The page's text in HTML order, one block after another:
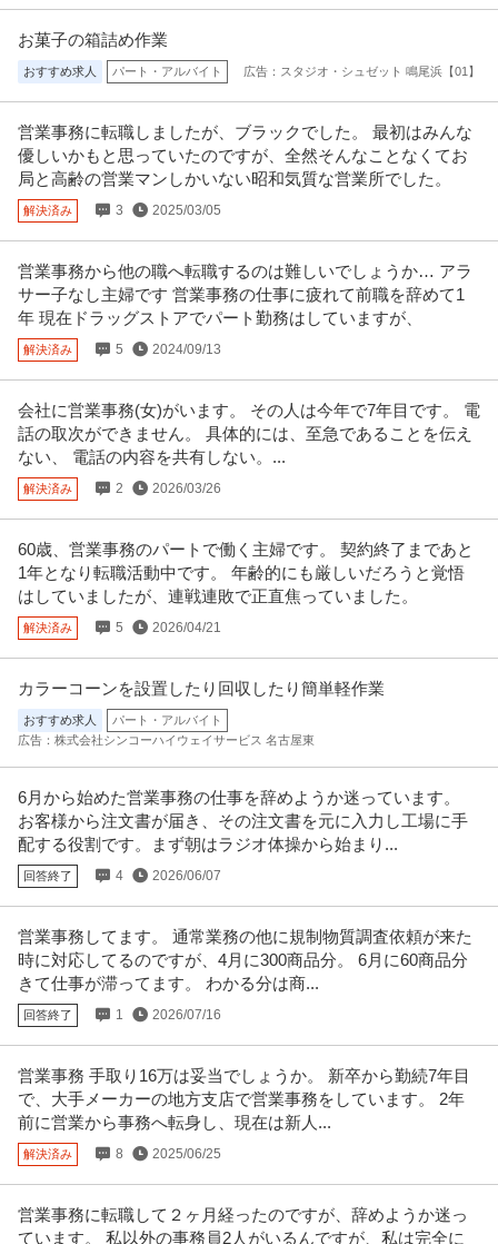
お菓子の箱詰め作業
おすすめ求人 パート・アルバイト 広告：スタジオ・シュゼット 鳴尾浜【01】
営業事務に転職しましたが、ブラックでした。 最初はみんな
優しいかもと思っていたのですが、全然そんなことなくてお
局と高齢の営業マンしかいない昭和気質な営業所でした。
解決済み 3 2025/03/05
営業事務から他の職へ転職するのは難しいでしょうか… アラ
サー子なし主婦です 営業事務の仕事に疲れて前職を辞めて1
年 現在ドラッグストアでパート勤務はしていますが、
解決済み 5 2024/09/13
会社に営業事務(女)がいます。 その人は今年で7年目です。 電
話の取次ができません。 具体的には、至急であることを伝え
ない、 電話の内容を共有しない。...
解決済み 2 2026/03/26
60歳、営業事務のパートで働く主婦です。 契約終了まであと
1年となり転職活動中です。 年齢的にも厳しいだろうと覚悟
はしていましたが、連戦連敗で正直焦っていました。
解決済み 5 2026/04/21
カラーコーンを設置したり回収したり簡単軽作業
おすすめ求人
パート・アルバイト
広告：株式会社シンコーハイウェイサービス 名古屋東
6月から始めた営業事務の仕事を辞めようか迷っています。
お客様から注文書が届き、その注文書を元に入力し工場に手
配する役割です。まず朝はラジオ体操から始まり...
回答終了 4 2026/06/07
営業事務してます。 通常業務の他に規制物質調査依頼が来た
時に対応してるのですが、4月に300商品分。 6月に60商品分
きて仕事が滞ってます。 わかる分は商...
回答終了 1 2026/07/16
営業事務 手取り16万は妥当でしょうか。 新卒から勤続7年目
で、大手メーカーの地方支店で営業事務をしています。 2年
前に営業から事務へ転身し、現在は新人...
解決済み 8 2025/06/25
営業事務に転職して２ヶ月経ったのですが、辞めようか迷っ
ています。 私以外の事務員2人がいるんですが、私は完全に